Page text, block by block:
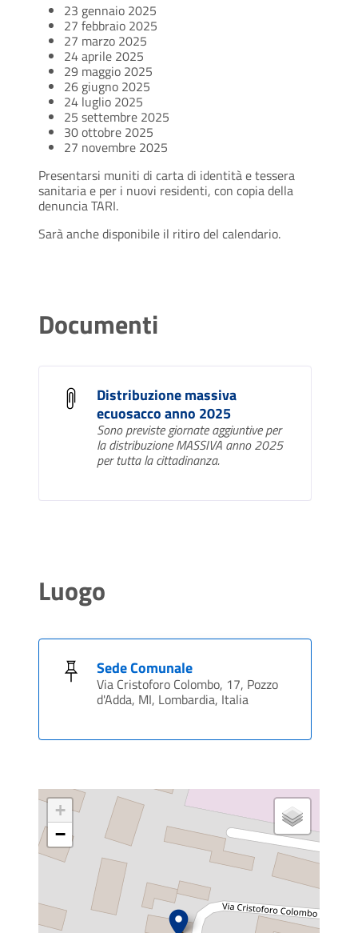
23 gennaio 2025
27 febbraio 2025
27 marzo 2025
24 aprile 2025
29 maggio 2025
26 giugno 2025
24 luglio 2025
25 settembre 2025
30 ottobre 2025
27 novembre 2025
Presentarsi muniti di carta di identità e tessera
sanitaria e per i nuovi residenti, con copia della
denuncia TARI.
Sarà anche disponibile il ritiro del calendario.
Documenti
Distribuzione massiva
ecuosacco anno 2025
Sono previste giornate aggiuntive per
la distribuzione MASSIVA anno 2025
per tutta la cittadinanza.
Luogo
Sede Comunale
Via Cristoforo Colombo, 17, Pozzo
d'Adda, MI, Lombardia, Italia
+
−